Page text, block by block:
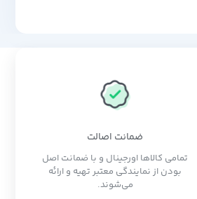
ضمانت اصالت
تمامی کالاها اورجینال و با ضمانت اصل
بودن از نمایندگی معتبر تهیه و ارائه
می‌شوند.